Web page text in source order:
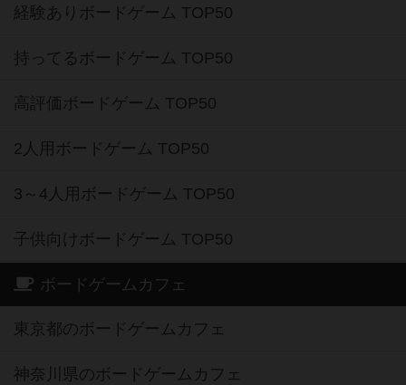
経験ありボードゲーム TOP50
持ってるボードゲーム TOP50
高評価ボードゲーム TOP50
2人用ボードゲーム TOP50
3～4人用ボードゲーム TOP50
子供向けボードゲーム TOP50
ボードゲームカフェ
東京都のボードゲームカフェ
神奈川県のボードゲームカフェ